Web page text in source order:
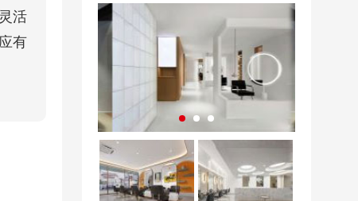
活
有
小时前 成都
40
分钟前 成都
1小时前 成都 王先生
抢到一个名额
2 小时前 成都周女士 抢到一个名额
分钟前 成都孙先生
50分钟前 成都李女士抢到一个名额
小时前 成都王女士 抢到一个名额
40分钟前 成都廖女士 抢到一个名额